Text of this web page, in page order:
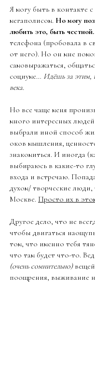
Я могу быть в контакте
мегаполисом. Но могу
любить это, быть честной.
телефона (пробовала в
от него). Но он мне
самовыражаться,
социуме… Идёшь за этим,
века.
Но все чаще меня
много интересных
выбрали иной способ
оков мышления,
знакомиться. И иногда
выбираюсь в какие-то
входа и встречаю.
духом/ творческие люди,
Москве. Просто их в
Другое дело, что не
чтобы двигаться
том, что именно тебя
что там будет что-то.
(очень сомнительно)
поощрения, выживание